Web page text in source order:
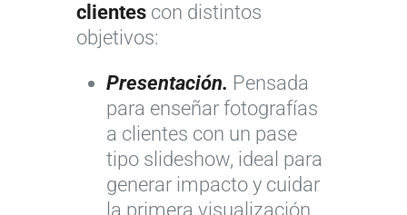
clientes con distintos
objetivos:
Presentación. Pensada
para enseñar fotografías
a clientes con un pase
tipo slideshow, ideal para
generar impacto y cuidar
la primera visualización.